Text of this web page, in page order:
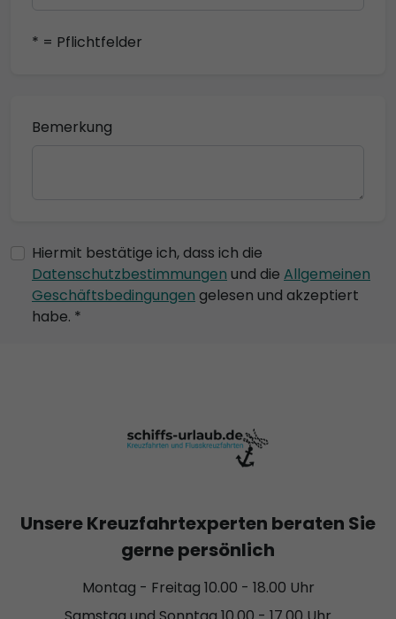
* = Pflichtfelder
Bemerkung
Hiermit bestätige ich, dass ich die
Datenschutzbestimmungen und die Allgemeinen
Geschäftsbedingungen gelesen und akzeptiert
habe. *
Unsere Kreuzfahrtexperten beraten Sie
gerne persönlich
Montag - Freitag 10.00 - 18.00 Uhr